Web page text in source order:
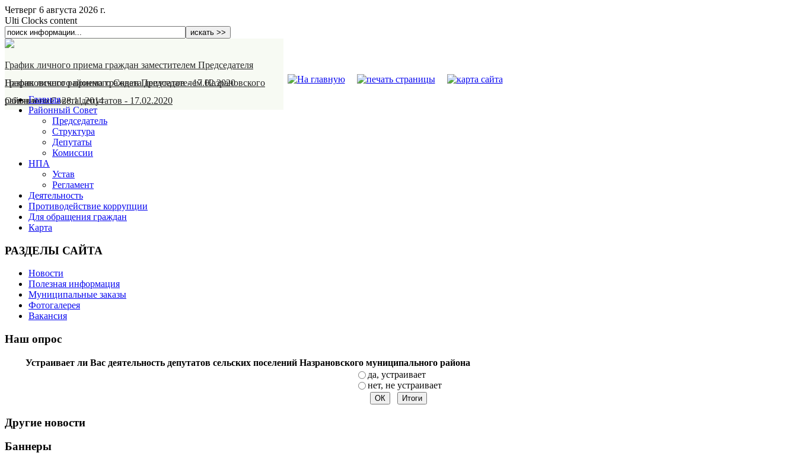
Четверг 6 августа 2026 г.
Ulti Clocks content
График личного приема граждан заместителем Председателя
Назрановского районного Совета депутатов-17.02.2020
График личного приема граждан Председателем Назрановского
районного Совета депутатов - 17.02.2020
Объявление-28.11.2014
Главная
Районный Совет
Председатель
Структура
Депутаты
Комиссии
НПА
Устав
Регламент
Деятельность
Противодействие коррупции
Для обращения граждан
Карта
РАЗДЕЛЫ САЙТА
Новости
Полезная информация
Муниципальные заказы
Фотогалерея
Вакансия
Наш опрос
Устраивает ли Вас деятельность депутатов сельских поселений Назрановского муниципального района
да, устраивает
нет, не устраивает
Другие новости
Баннеры